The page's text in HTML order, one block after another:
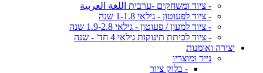
- ציוד ומשחקים -ערבית اللغة العربية
- ציוד לפעוטון - גילאי 1-1.8 שנה
- ציוד למעון / פעוטון - גילאי 1.9-2.8 שנה
- ציוד לכיתת תינוקות גילאי 4 חד' - שנה
יצירה ואומנות
נייר ומוצריו
- בלוק ציור